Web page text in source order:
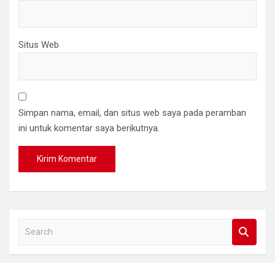
Situs Web
Simpan nama, email, dan situs web saya pada peramban
ini untuk komentar saya berikutnya.
a